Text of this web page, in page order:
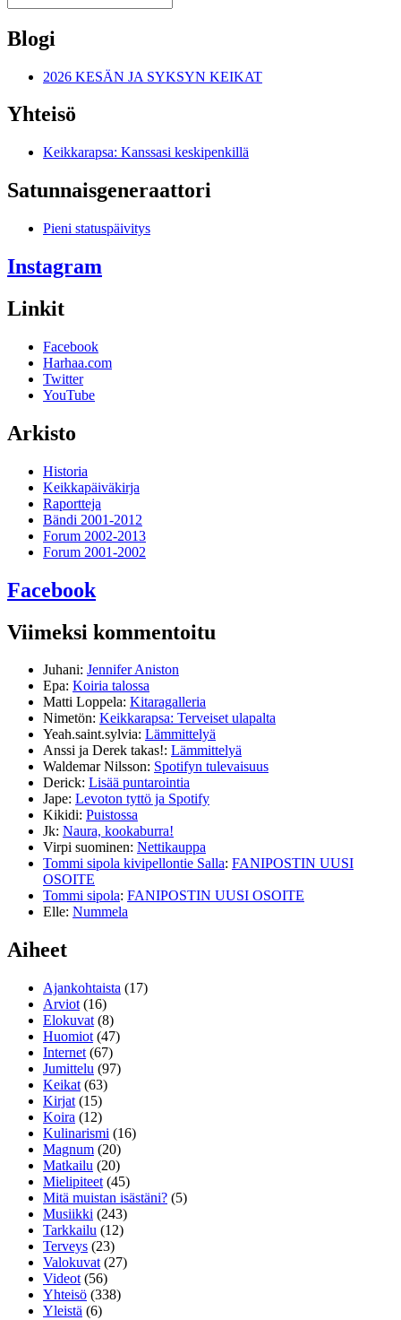
Blogi
2026 KESÄN JA SYKSYN KEIKAT
Yhteisö
Keikkarapsa: Kanssasi keskipenkillä
Satunnais­generaattori
Pieni statuspäivitys
Instagram
Linkit
Facebook
Harhaa.com
Twitter
YouTube
Arkisto
Historia
Keikkapäiväkirja
Raportteja
Bändi 2001-2012
Forum 2002-2013
Forum 2001-2002
Facebook
Viimeksi kommentoitu
Juhani: Jennifer Aniston
Epa: Koiria talossa
Matti Loppela: Kitaragalleria
Nimetön: Keikkarapsa: Terveiset ulapalta
Yeah.saint.sylvia: Lämmittelyä
Anssi ja Derek takas!: Lämmittelyä
Waldemar Nilsson: Spotifyn tulevaisuus
Derick: Lisää puntarointia
Jape: Levoton tyttö ja Spotify
Kikidi: Puistossa
Jk: Naura, kookaburra!
Virpi suominen: Nettikauppa
Tommi sipola kivipellontie Salla: FANIPOSTIN UUSI
OSOITE
Tommi sipola: FANIPOSTIN UUSI OSOITE
Elle: Nummela
Aiheet
Ajankohtaista (17)
Arviot (16)
Elokuvat (8)
Huomiot (47)
Internet (67)
Jumittelu (97)
Keikat (63)
Kirjat (15)
Koira (12)
Kulinarismi (16)
Magnum (20)
Matkailu (20)
Mielipiteet (45)
Mitä muistan isästäni? (5)
Musiikki (243)
Tarkkailu (12)
Terveys (23)
Valokuvat (27)
Videot (56)
Yhteisö (338)
Yleistä (6)